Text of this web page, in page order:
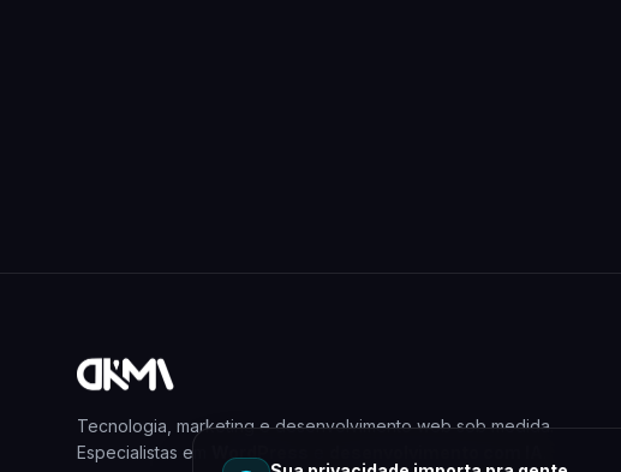
Tecnologia, marketing e desenvolvimento web sob medida.
Especialistas em